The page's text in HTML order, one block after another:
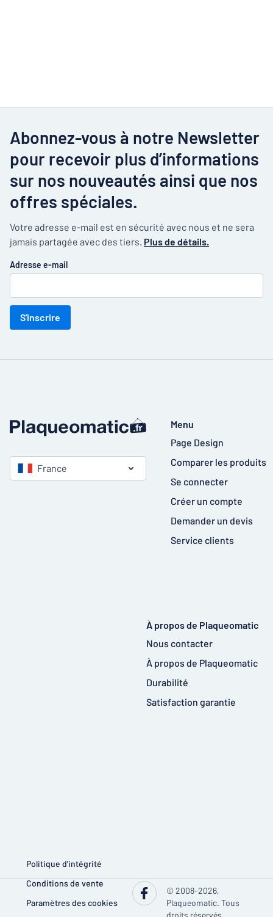
Abonnez-vous à notre Newsletter
pour recevoir plus d’informations
sur nos nouveautés ainsi que nos
offres spéciales.
Votre adresse e-mail est en sécurité avec nous et ne sera
jamais partagée avec des tiers. Plus de détails.
Adresse e-mail
S'inscrire
France
Menu
Page Design
Comparer les produits
Se connecter
Créer un compte
Demander un devis
Service clients
À propos de Plaqueomatic
Nous contacter
À propos de Plaqueomatic
Durabilité
Satisfaction garantie
Politique d'intégrité
Conditions de vente
Paramètres des cookies
© 2008-2026,
Plaqueomatic. Tous
droits réservés.